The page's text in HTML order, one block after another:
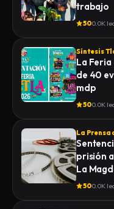
trabajo
500.0K
Síntesis
La
de 40
mdp
500.0K
La Prensa
prisión
La
500.0K